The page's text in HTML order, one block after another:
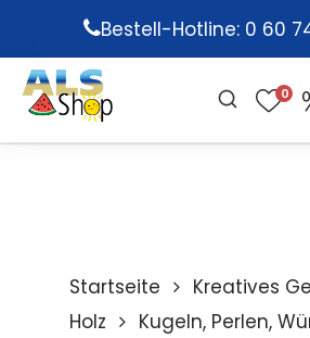
main
content
Bestell-Hotline: 0 60
0
Startseite
Kreatives
Holz
Kugeln, Perlen,